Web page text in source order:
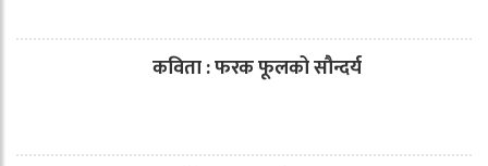
कविता : फरक फूलको सौन्दर्य